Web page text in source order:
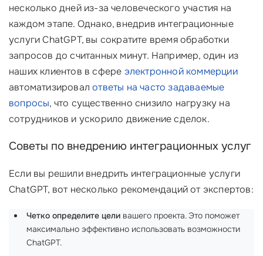
несколько дней из-за человеческого участия на
каждом этапе. Однако, внедрив интеграционные
услуги ChatGPT, вы сократите время обработки
запросов до считанных минут. Например, один из
наших клиентов в сфере электронной коммерции
автоматизировалответы на часто задаваемые
вопросы, что существенно снизило нагрузку на
сотрудников и ускорило движение сделок.
Советы по внедрению интеграционных услуг
Если вы решили внедрить интеграционные услуги
ChatGPT, вот несколько рекомендаций от экспертов:
Четко определите цели вашего проекта. Это поможет
максимально эффективно использовать возможности
ChatGPT.